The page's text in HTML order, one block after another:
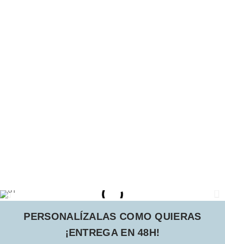
PERSONALÍZALAS COMO QUIERAS
¡ENTREGA EN 48H!